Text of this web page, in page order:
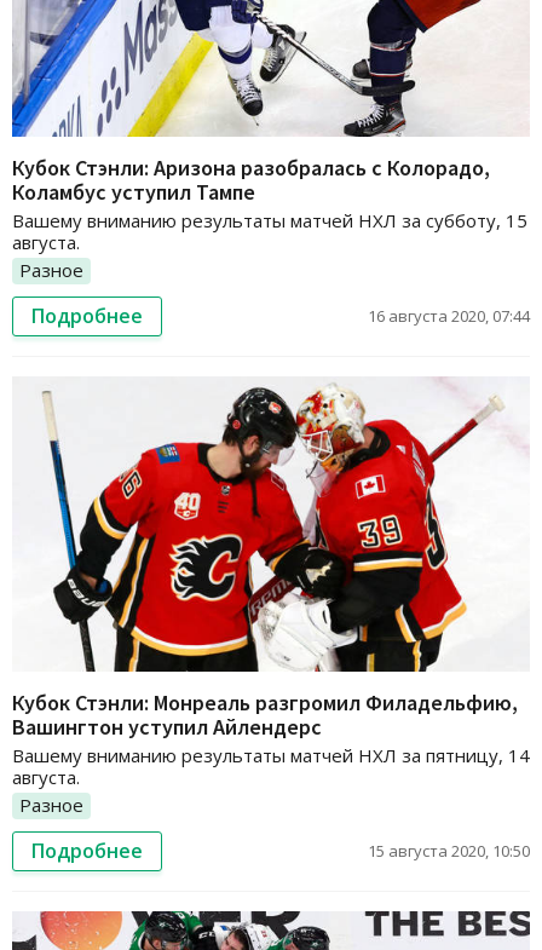
Кубок Стэнли: Аризона разобралась с Колорадо,
Коламбус уступил Тампе
Вашему вниманию результаты матчей НХЛ за субботу, 15
августа.
Разное
Подробнее 16 августа 2020, 07:44
Кубок Стэнли: Монреаль разгромил Филадельфию,
Вашингтон уступил Айлендерс
Вашему вниманию результаты матчей НХЛ за пятницу, 14
августа.
Разное
Подробнее 15 августа 2020, 10:50